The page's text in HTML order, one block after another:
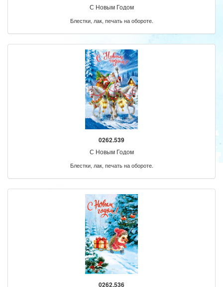
С Новым Годом
Блестки, лак, печать на обороте.
0262.539
С Новым Годом
Блестки, лак, печать на обороте.
0262.536